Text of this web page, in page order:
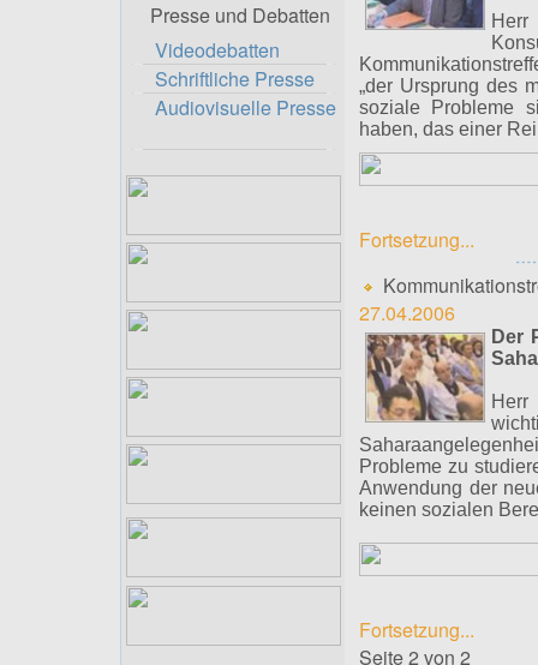
Presse und Debatten
Videodebatten
Schriftliche Presse
Audiovisuelle Presse
„der Ursprung des
soziale Probleme
haben, das einer
Fortsetzung...
27.04.2006
Der
Herr
Probleme zu
Anwendung der
keinen sozialen
Fortsetzung...
Seite 2 von 2